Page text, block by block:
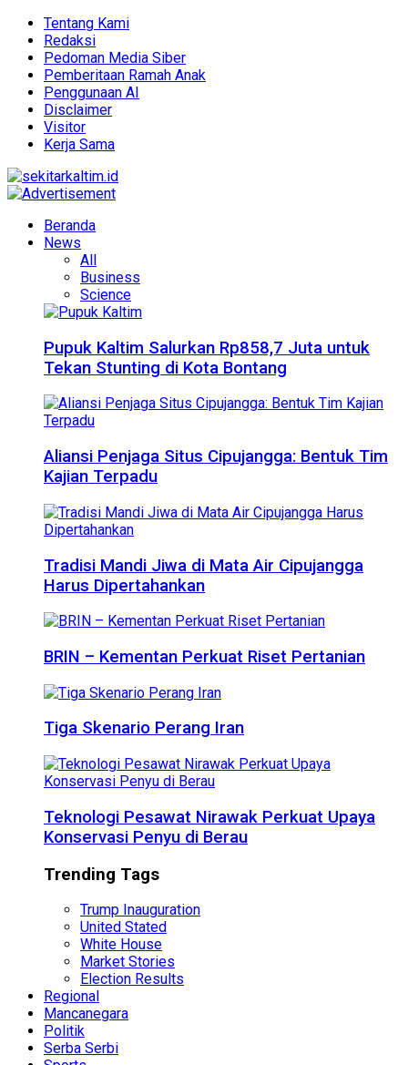
Tentang Kami
Redaksi
Pedoman Media Siber
Pemberitaan Ramah Anak
Penggunaan AI
Disclaimer
Visitor
Kerja Sama
Beranda
News
All
Business
Science
Pupuk Kaltim Salurkan Rp858,7 Juta untuk
Tekan Stunting di Kota Bontang
Aliansi Penjaga Situs Cipujangga: Bentuk Tim
Kajian Terpadu
Tradisi Mandi Jiwa di Mata Air Cipujangga
Harus Dipertahankan
BRIN – Kementan Perkuat Riset Pertanian
Tiga Skenario Perang Iran
Teknologi Pesawat Nirawak Perkuat Upaya
Konservasi Penyu di Berau
Trending Tags
Trump Inauguration
United Stated
White House
Market Stories
Election Results
Regional
Mancanegara
Politik
Serba Serbi